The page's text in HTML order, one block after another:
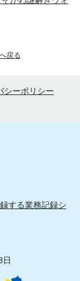
戻る
シーポリシー
する業務記録シ